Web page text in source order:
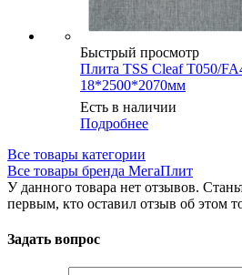
Быстрый просмотр
Плита TSS Cleaf Т050/
18*2500*2070мм
Есть в наличии
Подробнее
Все товары категории
Все товары бренда МегаПлит
У данного товара нет отзывов.
первым, кто оставил отзыв об этом
Задать вопрос